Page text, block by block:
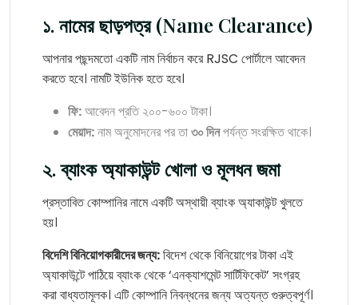
১. নামের ছাড়পত্র (Name Clearance)
আপনার পছন্দমতো একটি নাম নির্বাচন করে RJSC পোর্টালে আবেদন
করতে হবে। নামটি ইউনিক হতে হবে।
ফি:আবেদন প্রতি ২০০-৬০০ টাকা।
মেয়াদ:নাম অনুমোদনের পর তা৩০ দিনপর্যন্ত সংরক্ষিত থাকে।
২. ব্যাংক অ্যাকাউন্ট খোলা ও মূলধন জমা
প্রস্তাবিত কোম্পানির নামে একটি অস্থায়ী ব্যাংক অ্যাকাউন্ট খুলতে
হয়।
বিদেশি বিনিয়োগকারীদের জন্য:বিদেশ থেকে বিনিয়োগের টাকা এই
অ্যাকাউন্টে পাঠিয়ে ব্যাংক থেকে ‘এনক্যাশমেন্ট সার্টিফিকেট’ সংগ্রহ
করা বাধ্যতামূলক। এটি কোম্পানি নিবন্ধনের জন্য অত্যন্ত গুরুত্বপূর্ণ।